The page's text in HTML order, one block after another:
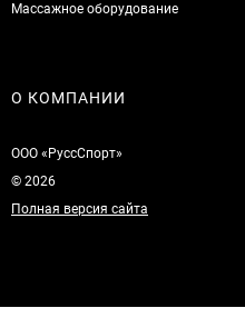
Массажное оборудование
О КОМПАНИИ
ООО «РуссСпорт»
© 2026
Полная версия сайта